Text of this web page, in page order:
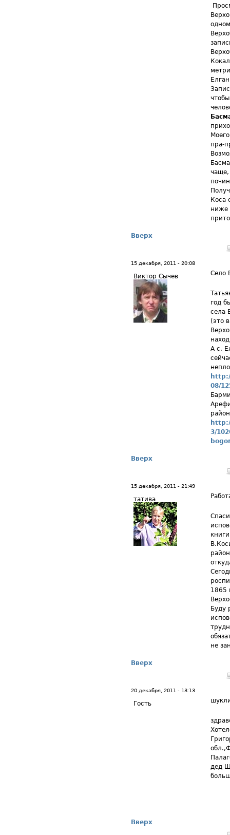
пра-
чаще,
Коса
ниже
Вверх
15 декабря, 2011 - 20:08
Виктор Сычев Село
год
села
(это
А с.
08/
3/
Вверх
15 декабря, 2011 - 21:49
татива
1865
Буду
не
Вверх
20 декабря, 2011 - 13:13
Гость
дед
Вверх